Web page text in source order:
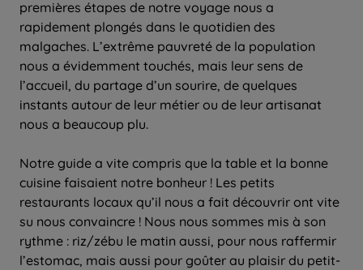
premières étapes de notre voyage nous a
rapidement plongés dans le quotidien des
malgaches. L’extrême pauvreté de la population
nous a évidemment touchés, mais leur sens de
l’accueil, du partage d’un sourire, de quelques
instants autour de leur métier ou de leur artisanat
nous a beaucoup plu.
Notre guide a vite compris que la table et la bonne
cuisine faisaient notre bonheur ! Les petits
restaurants locaux qu’il nous a fait découvrir ont vite
su nous convaincre ! Nous nous sommes mis à son
rythme : riz/zébu le matin aussi, pour nous raffermir
l’estomac, mais aussi pour goûter au plaisir du petit-